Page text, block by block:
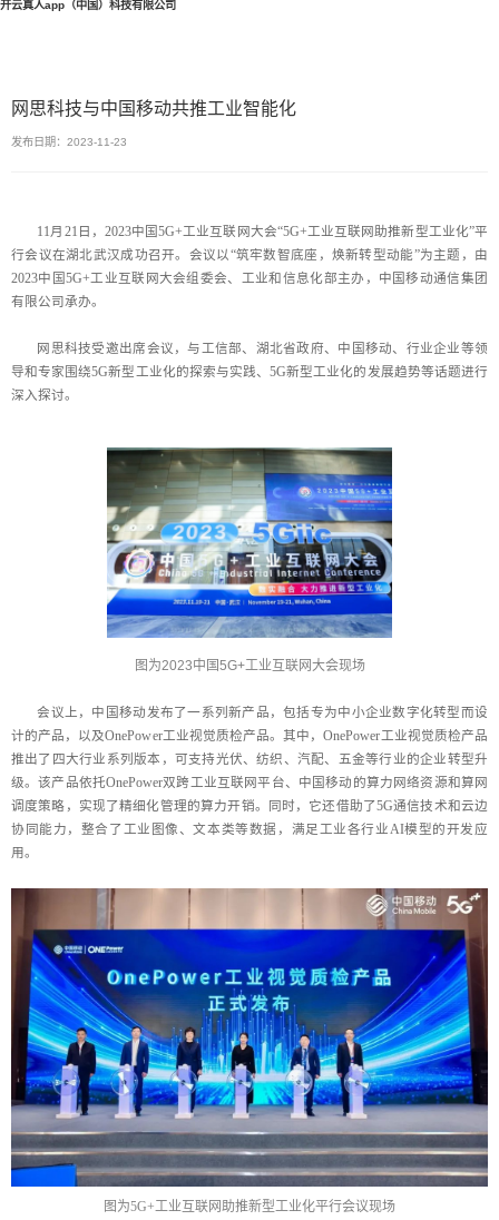
开云真人app（中国）科技有限公司
网思科技与中国移动共推工业智能化
发布日期：2023-11-23
11月21日，2023中国5G+工业互联网大会“5G+工业互联网助推新型工业化”平
行会议在湖北武汉成功召开。会议以“筑牢数智底座，焕新转型动能”为主题，由
2023中国5G+工业互联网大会组委会、工业和信息化部主办，中国移动通信集团
有限公司承办。
网思科技受邀出席会议，与工信部、湖北省政府、中国移动、行业企业等领
导和专家围绕5G新型工业化的探索与实践、5G新型工业化的发展趋势等话题进行
深入探讨。
图为2023中国5G+工业互联网大会现场
会议上，中国移动发布了一系列新产品，包括专为中小企业数字化转型而设
计的产品，以及OnePower工业视觉质检产品。其中，OnePower工业视觉质检产品
推出了四大行业系列版本，可支持光伏、纺织、汽配、五金等行业的企业转型升
级。该产品依托OnePower双跨工业互联网平台、中国移动的算力网络资源和算网
调度策略，实现了精细化管理的算力开销。同时，它还借助了5G通信技术和云边
协同能力，整合了工业图像、文本类等数据，满足工业各行业AI模型的开发应
用。
图为5G+工业互联网助推新型工业化平行会议现场